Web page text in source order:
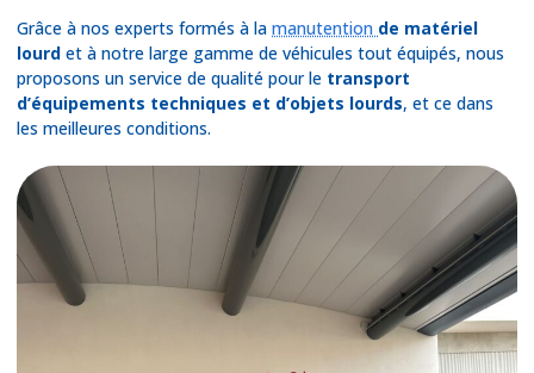
Grâce à nos experts formés à la manutention de matériel
lourd et à notre large gamme de véhicules tout équipés, nous
proposons un service de qualité pour le transport
d’équipements techniques et d’objets lourds, et ce dans
les meilleures conditions.